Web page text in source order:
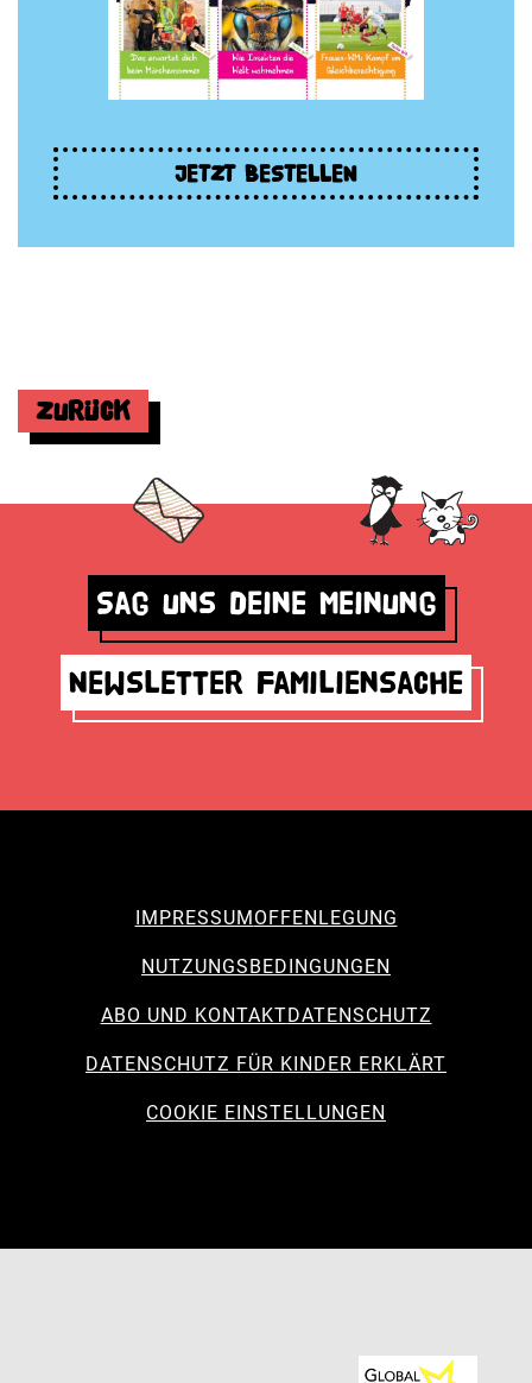
JETZT BESTELLEN
Zurück
Sag uns deine Meinung
Newsletter Familiensache
IMPRESSUMOFFENLEGUNG
NUTZUNGSBEDINGUNGEN
ABO UND KONTAKTDATENSCHUTZ
DATENSCHUTZ FÜR KINDER ERKLÄRT
COOKIE EINSTELLUNGEN